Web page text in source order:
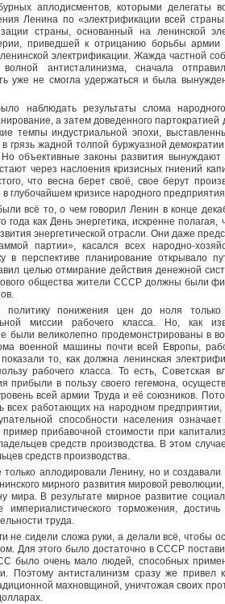
аплодисментов, которыми делегаты
Ленина по «электрификации всей
страны, основанный на ленинской
приведшей к отрицанию борьбы
электрификации. Жажда частной
антисталинизма, сначала
уже не смогла удержаться и была
наблюдать результаты слома
а затем доведенного партократией
темпы индустриальной эпохи,
грязь жадной толпой буржуазной
Но объективные законы развития
через наслоения кризисных гниений
что весна берет своё, свое берут
глубочайшем кризисе народного
всё то, о чем говорил Ленин в конце
как День энергетика, искренне полагая,
энергетической отрасли. Они даже
партии», касался всех народно-
в перспективе планирование открывало
целью отмирание действия денежной
общества жители СССР должны были
политику понижения цен до ноля
миссии рабочего класса. Но, как
были великолепно продемонстрированы в
военной машины почти всей Европы,
то, как должна ленинская
рабочего класса. То есть, Советская
в пользу своего гегемона,
всей армии Труда и её союзников.
всех работающих на народном
способности населения
прибавочной стоимости при
средств производства. В этом
средств производства.
только аплодировали Ленину, но и
мирного развития мировой
мира. В результате мирное развитие
торможения,
труда.
не сидели сложа руки, а делали всё, чтобы
Для этого было достаточно в СССР
было очень мало людей, способных
Поэтому антисталинизм сразу же привел
махновщиной, уничтожая своих